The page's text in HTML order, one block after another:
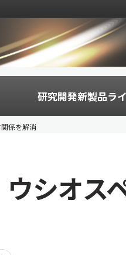
研究開発新製品ラ
係を解消
シオス